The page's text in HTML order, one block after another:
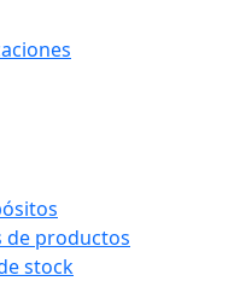
de productos
stock